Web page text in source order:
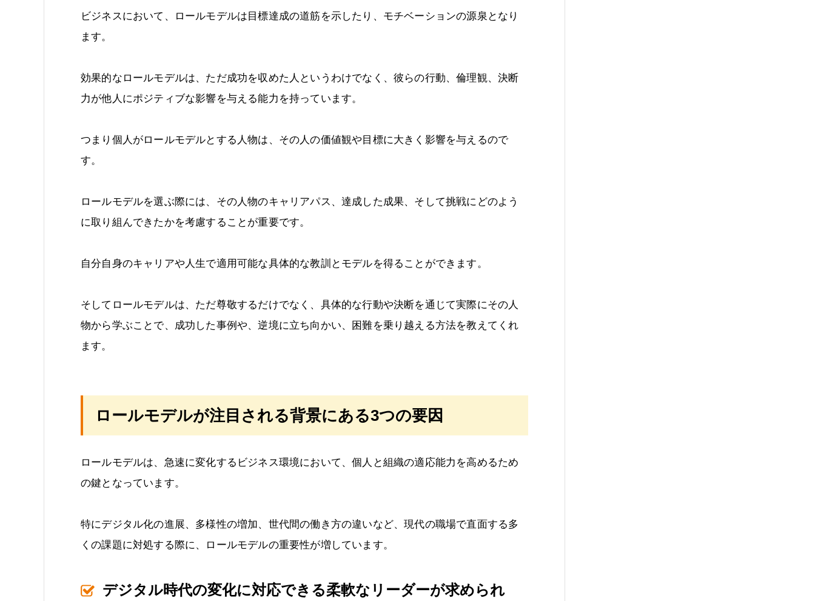
ビジネスにおいて、ロールモデルは目標達成の道筋を示したり、モチベーションの源泉となり
ます。
効果的なロールモデルは、ただ成功を収めた人というわけでなく、彼らの行動、倫理観、決断
力が他人にポジティブな影響を与える能力を持っています。
つまり個人がロールモデルとする人物は、その人の価値観や目標に大きく影響を与えるので
す。
ロールモデルを選ぶ際には、その人物のキャリアパス、達成した成果、そして挑戦にどのよう
に取り組んできたかを考慮することが重要です。
自分自身のキャリアや人生で適用可能な具体的な教訓とモデルを得ることができます。
そしてロールモデルは、ただ尊敬するだけでなく、具体的な行動や決断を通じて実際にその人
物から学ぶことで、成功した事例や、逆境に立ち向かい、困難を乗り越える方法を教えてくれ
ます。
ロールモデルが注目される背景にある3つの要因
ロールモデルは、急速に変化するビジネス環境において、個人と組織の適応能力を高めるため
の鍵となっています。
特にデジタル化の進展、多様性の増加、世代間の働き方の違いなど、現代の職場で直面する多
くの課題に対処する際に、ロールモデルの重要性が増しています。
デジタル時代の変化に対応できる柔軟なリーダーが求められ